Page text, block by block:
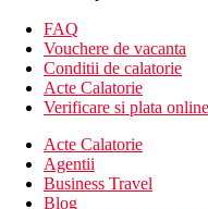
Descrierea hotelului
hol cu ​​receptie
restaurant tip bufet
restaurant a'la carte
baruri
magazine
coafura contra cost
1 piscina
FAQ
Vouchere de vacanta
Conditii de calatorie
Acte Calatorie
Verificare si plata online
Acte Calatorie
Agentii
Business Travel
Blog